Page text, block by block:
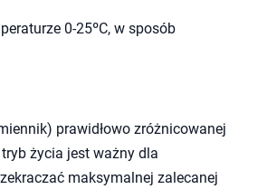
0-25ºC, w sposób
prawidłowo zróżnicowanej
życia jest ważny dla
maksymalnej zalecanej